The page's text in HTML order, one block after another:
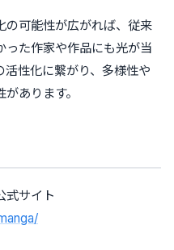
の可能性が広がれば、従来
った作家や作品にも光が当
性化に繋がり、多様性や
あります。
サイト